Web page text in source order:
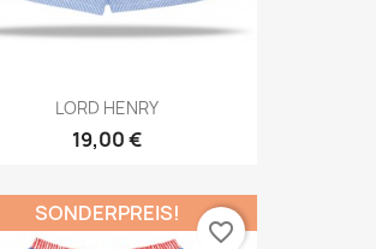
LORD HENRY
19,00 €
SONDERPREIS!
favorite_border